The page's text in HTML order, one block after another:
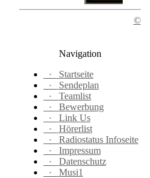
©
Navigation
·
Startseite
·
Sendeplan
·
Teamlist
·
Bewerbung
·
Link Us
·
Hörerlist
·
Radiostatus Infoseite
·
Impressum
·
Datenschutz
·
Musi1